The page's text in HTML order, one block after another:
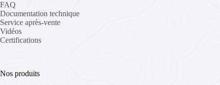
FAQ
Documentation technique
Service après-vente
Vidéos
Certifications
Nos produits